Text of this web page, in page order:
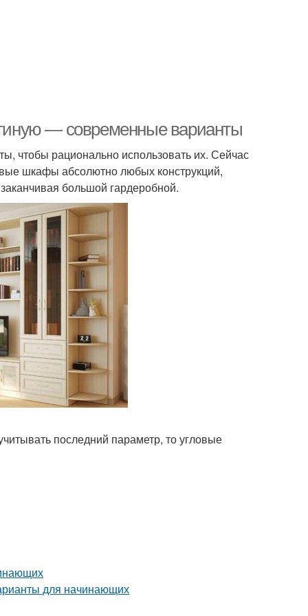
— современные варианты
чтобы рационально использовать их. Сейчас
шкафы абсолютно любых конструкций,
большой гардеробной.
последний параметр, то угловые
для начинающих